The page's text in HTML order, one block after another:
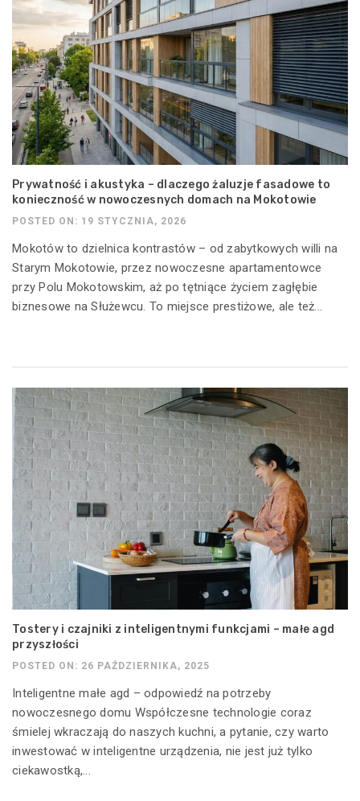
Prywatność i akustyka – dlaczego żaluzje fasadowe to
konieczność w nowoczesnych domach na Mokotowie
POSTED ON: 19 STYCZNIA, 2026
Mokotów to dzielnica kontrastów – od zabytkowych willi na
Starym Mokotowie, przez nowoczesne apartamentowce
przy Polu Mokotowskim, aż po tętniące życiem zagłębie
biznesowe na Służewcu. To miejsce prestiżowe, ale też...
Tostery i czajniki z inteligentnymi funkcjami – małe agd
przyszłości
POSTED ON: 26 PAŹDZIERNIKA, 2025
Inteligentne małe agd – odpowiedź na potrzeby
nowoczesnego domu Współczesne technologie coraz
śmielej wkraczają do naszych kuchni, a pytanie, czy warto
inwestować w inteligentne urządzenia, nie jest już tylko
ciekawostką,...